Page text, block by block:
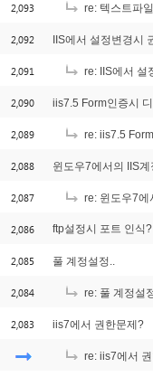
2,093 re: 텍스트파
2,092 IIS에서 설정변경시
2,091 re: IIS에서 설정
2,090 iis7.5 Form인증시
2,089 re: iis7.5 Form
2,088 윈도우7에서의 IIS계
2,087 re: 윈도우7에
2,086 ftp설정시 포트 인식?
2,085 풀 계정설정..
2,084 re: 풀 계정설
2,083 iis7에서 권한문제?
re: iis7에서